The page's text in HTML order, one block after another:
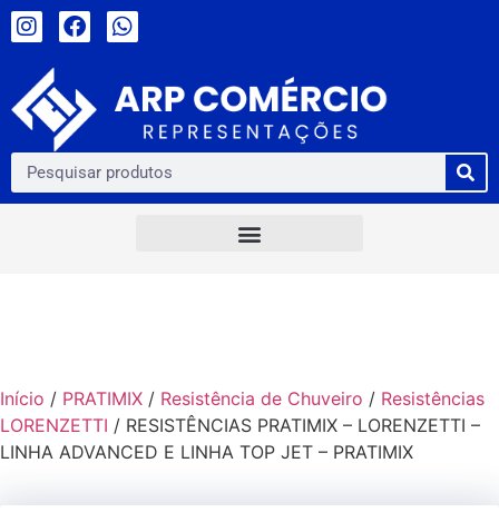
Início / PRATIMIX / Resistência de Chuveiro / Resistências
LORENZETTI / RESISTÊNCIAS PRATIMIX – LORENZETTI –
LINHA ADVANCED E LINHA TOP JET – PRATIMIX